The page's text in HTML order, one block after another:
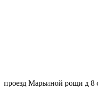
проезд Марьиной рощи д 8